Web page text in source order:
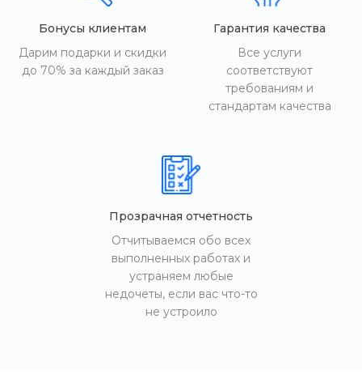
Бонусы клиентам
Дарим подарки и скидки
до 70% за каждый заказ
Гарантия качества
Все услуги
соответствуют
требованиям и
стандартам качества
Прозрачная отчетность
Отчитываемся обо всех
выполненных работах и
устраняем любые
недочеты, если вас что-то
не устроило